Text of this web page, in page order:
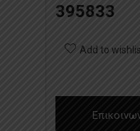
395833
Add to